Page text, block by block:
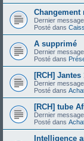
Changement
Dernier
Posté dans
A supprimé
Dernier
Posté dans
[RCH]
Dernier
Posté dans
[RCH] tube
Dernier
Posté dans
Intelligence